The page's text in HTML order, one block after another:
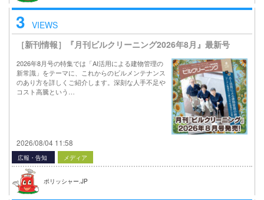
3 VIEWS
［新刊情報］『月刊ビルクリーニング2026年8月』最新号
2026年8月号の特集では「AI活用による建物管理の
新常識」をテーマに、これからのビルメンテナンス
のあり方を詳しくご紹介します。深刻な人手不足や
コスト高騰という…
2026/08/04 11:58
広報・告知 メディア
ポリッシャー.JP